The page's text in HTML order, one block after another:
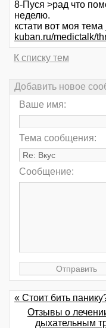
8-Пуся >рад что
неделю.
кстати вот моя тема
kuban.ru/medictalk/
К списку тем
Добавить новое
Ваше имя:
Тема сообщения:
Сообщение:
« Стоит бить
Отзывы о
дыхательным